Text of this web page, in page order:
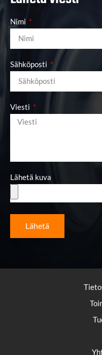
Nimi
Sähköposti
Viesti
Lähetä kuva
Lähetä